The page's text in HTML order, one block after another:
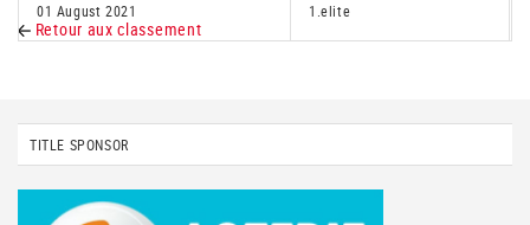
01 August 2021 1.elite
Retour aux classement
TITLE SPONSOR